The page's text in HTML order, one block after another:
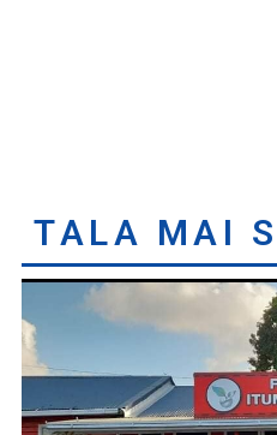
TALA MAI